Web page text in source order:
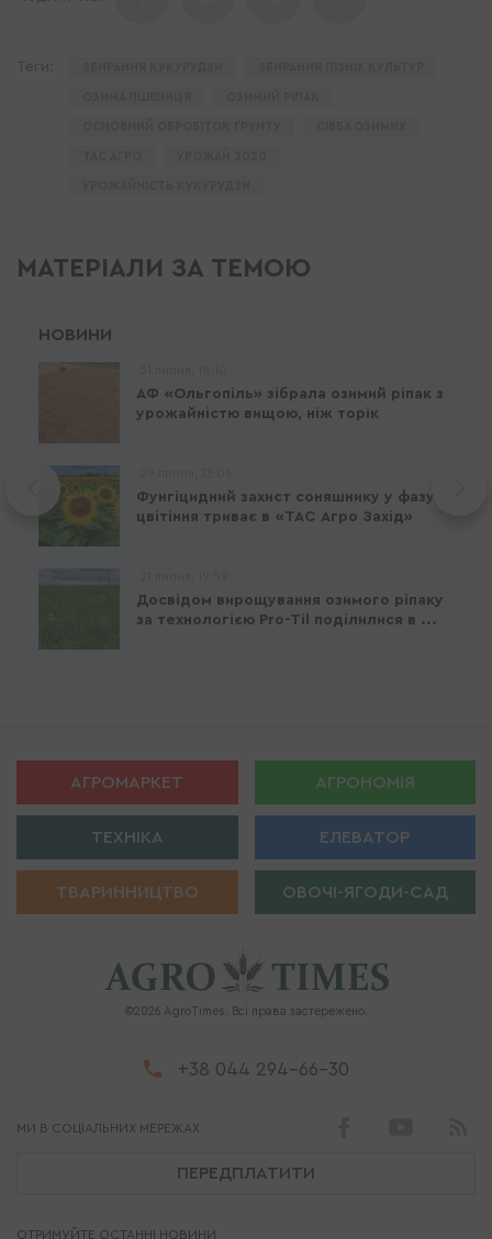
МАТЕРІАЛИ ЗА ТЕМОЮ
АФ «Ольгопіль» зібрала озимий ріпак з
урожайністю вищою, ніж торік
Фунгіцидний захист соняшнику у фазу
цвітіння триває в «ТАС Агро Захід»
Досвідом вирощування озимого ріпаку
за технологією Pro-Til поділилися в ...
АГРОМАРКЕТ АГРОНОМІЯ
ТЕХНІКА ЕЛЕВАТОР
ТВАРИННИЦТВО ОВОЧІ-ЯГОДИ-САД
©2026 AgroTimes. Всі права застережено.
+38 044 294-66-30
ПЕРЕДПЛАТИТИ
ОТРИМУЙТЕ ОСТАННІ НОВИНИ